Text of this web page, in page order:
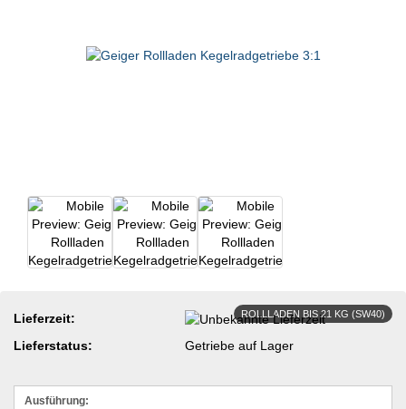
ROLLLADEN BIS 21 KG (SW40)
Lieferzeit:
Lieferstatus:
Getriebe auf Lager
Ausführung: